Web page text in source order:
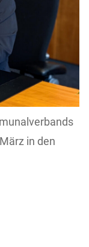
in den